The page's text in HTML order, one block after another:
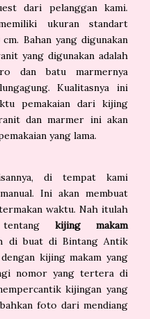
dari pelanggan kami.
ukuran standart
Bahan yang digunakan
yang digunakan adalah
dan batu marmernya
Kualitasnya ini
pemakaian dari kijing
dan marmer ini akan
yang lama.
di tempat kami
Ini akan membuat
waktu. Nah itulah
tentangkijing makam
di buat di Bintang Antik
kijing makam yang
nomor yang tertera di
kijingan yang
foto dari mendiang